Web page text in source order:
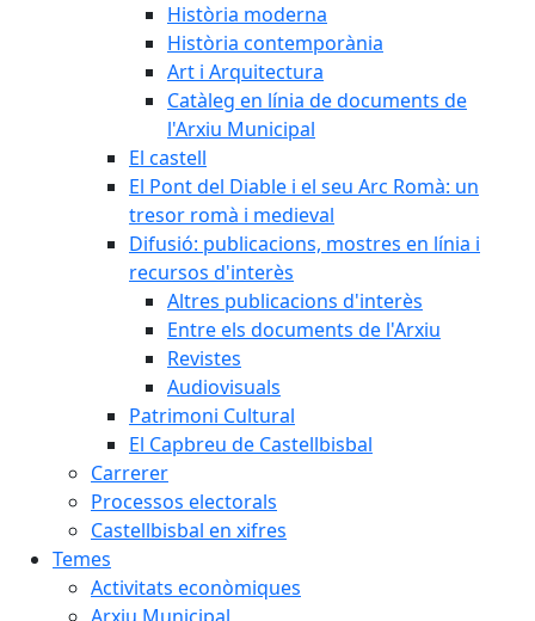
Història moderna
Història contemporània
Art i Arquitectura
Catàleg en línia de documents de
l'Arxiu Municipal
El castell
El Pont del Diable i el seu Arc Romà: un
tresor romà i medieval
Difusió: publicacions, mostres en línia i
recursos d'interès
Altres publicacions d'interès
Entre els documents de l'Arxiu
Revistes
Audiovisuals
Patrimoni Cultural
El Capbreu de Castellbisbal
Carrerer
Processos electorals
Castellbisbal en xifres
Temes
Activitats econòmiques